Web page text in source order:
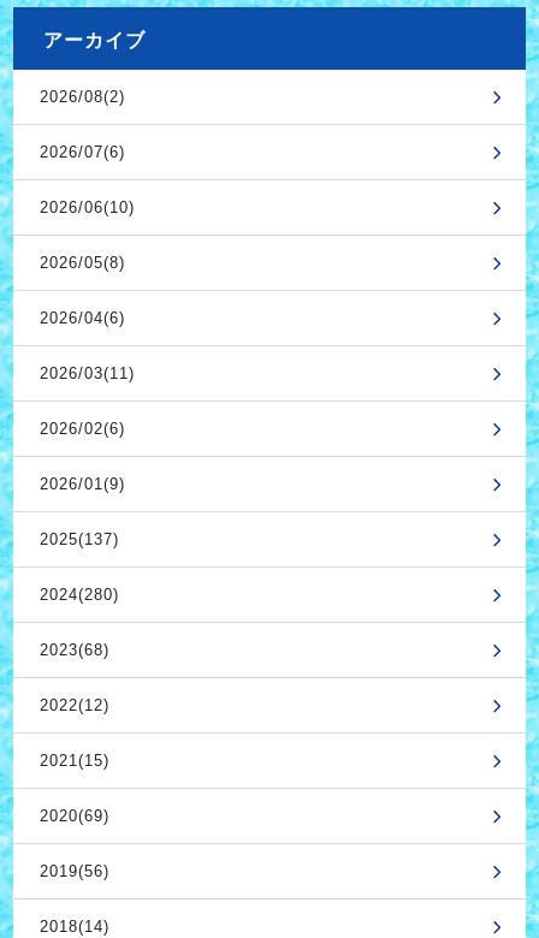
アーカイブ
2026/08(2)
2026/07(6)
2026/06(10)
2026/05(8)
2026/04(6)
2026/03(11)
2026/02(6)
2026/01(9)
2025(137)
2024(280)
2023(68)
2022(12)
2021(15)
2020(69)
2019(56)
2018(14)